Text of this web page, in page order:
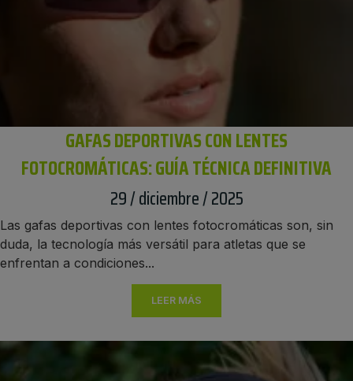
GAFAS DEPORTIVAS CON LENTES
FOTOCROMÁTICAS: GUÍA TÉCNICA DEFINITIVA
29 / diciembre / 2025
Las gafas deportivas con lentes fotocromáticas son, sin
duda, la tecnología más versátil para atletas que se
enfrentan a condiciones...
LEER MÁS